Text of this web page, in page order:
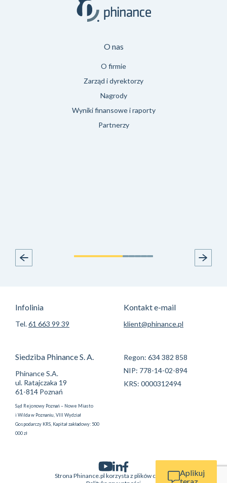
O nas
O firmie
Zarząd i dyrektorzy
Nagrody
Wyniki finansowe i raporty
Partnerzy
Infolinia
Tel.61 663 99 39
Kontakt e-mail
klient@phinance.pl
Siedziba Phinance S. A.
Phinance S.A.
ul. Ratajczaka 19
61-814 Poznań
Sąd Rejonowy Poznań – Nowe Miasto
i Wilda w Poznaniu, VIII Wydział
Gospodarczy KRS, Kapitał zakładowy: 500
000 zł
Regon: 634 382 858
NIP: 778-14-02-894
KRS: 0000312494
Strona Phinance.pl korzysta z plików cookie.
Aplikuj